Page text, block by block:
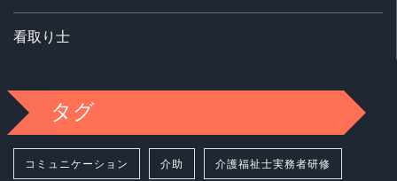
看取り士
タグ
コミュニケーション 介助 介護福祉士実務者研修